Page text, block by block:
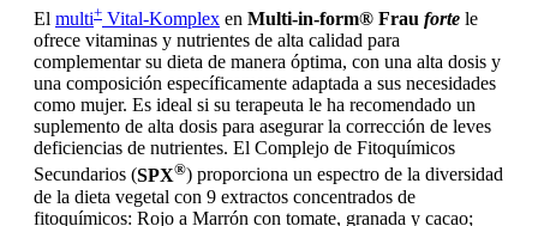
El multi+ Vital-Komplex en Multi-in-form® Frau forte le
ofrece vitaminas y nutrientes de alta calidad para
complementar su dieta de manera óptima, con una alta dosis y
una composición específicamente adaptada a sus necesidades
como mujer. Es ideal si su terapeuta le ha recomendado un
suplemento de alta dosis para asegurar la corrección de leves
deficiencias de nutrientes. El Complejo de Fitoquímicos
Secundarios (SPX®) proporciona un espectro de la diversidad
de la dieta vegetal con 9 extractos concentrados de
fitoquímicos: Rojo a Marrón con tomate, granada y cacao;